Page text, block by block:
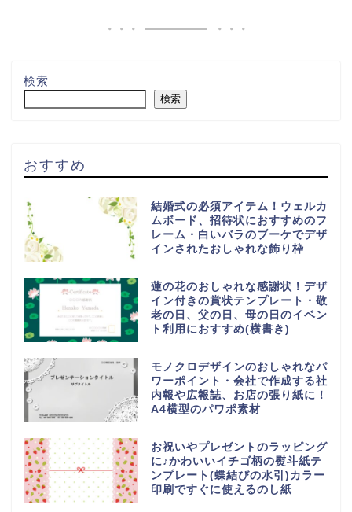
検索
検索
おすすめ
結婚式の必須アイテム！ウェルカ
ムボード、招待状におすすめのフ
レーム・白いバラのブーケでデザ
インされたおしゃれな飾り枠
蓮の花のおしゃれな感謝状！デザ
イン付きの賞状テンプレート・敬
老の日、父の日、母の日のイベン
ト利用におすすめ(横書き)
モノクロデザインのおしゃれなパ
ワーポイント・会社で作成する社
内報や広報誌、お店の張り紙に！
A4横型のパワポ素材
お祝いやプレゼントのラッピング
に♪かわいいイチゴ柄の熨斗紙テ
ンプレート(蝶結びの水引)カラー
印刷ですぐに使えるのし紙